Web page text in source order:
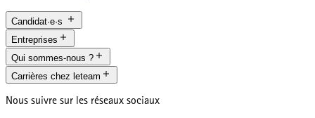
Candidat·e·s
Entreprises
Qui sommes-nous ?
Carrières chez leteam
Nous suivre sur les réseaux sociaux